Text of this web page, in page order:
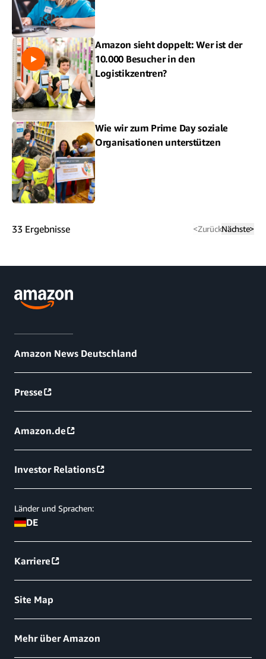
Amazon sieht doppelt: Wer ist der
10.000 Besucher in den
Logistikzentren?
Wie wir zum Prime Day soziale
Organisationen unterstützen
33 Ergebnisse <ZurückNächste>
Amazon News Deutschland
Presse
Amazon.de
Investor Relations
Länder und Sprachen:
DE
Karriere
Site Map
Mehr über Amazon